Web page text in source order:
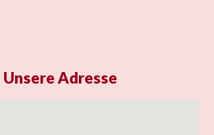
Unsere Adresse